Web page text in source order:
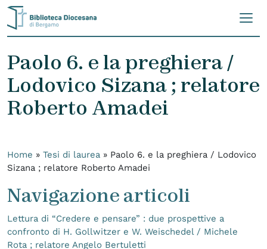
Skip to content
Paolo 6. e la preghiera /
Lodovico Sizana ; relatore
Roberto Amadei
Home » Tesi di laurea » Paolo 6. e la preghiera / Lodovico
Sizana ; relatore Roberto Amadei
Navigazione articoli
Lettura di “Credere e pensare” : due prospettive a
confronto di H. Gollwitzer e W. Weischedel / Michele
Rota ; relatore Angelo Bertuletti